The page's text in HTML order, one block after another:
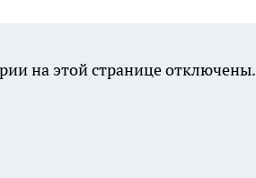
на этой странице отключены.